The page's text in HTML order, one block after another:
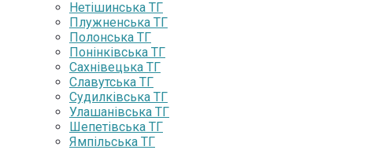
Нетішинська ТГ
Плужненська ТГ
Полонська ТГ
Понінківська ТГ
Сахнівецька ТГ
Славутська ТГ
Судилківська ТГ
Улашанівська ТГ
Шепетівська ТГ
Ямпільська ТГ